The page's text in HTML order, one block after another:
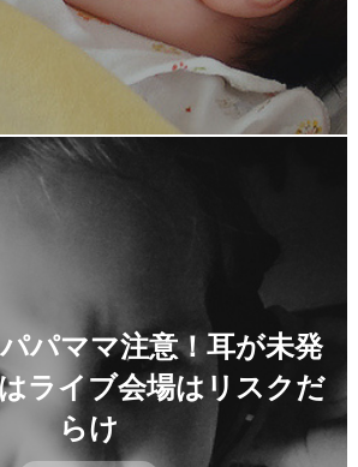
パママ注意！耳が未発
ライブ会場はリスクだ
らけ